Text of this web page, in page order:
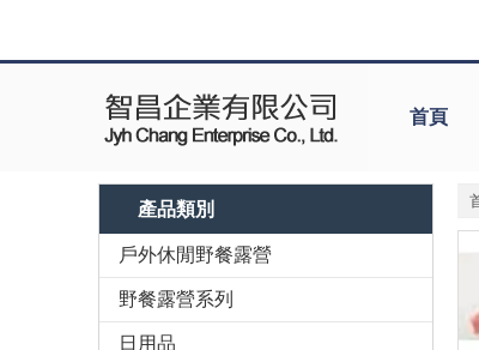
首頁
產品類別
戶外休閒野餐露營
野餐露營系列
日用品